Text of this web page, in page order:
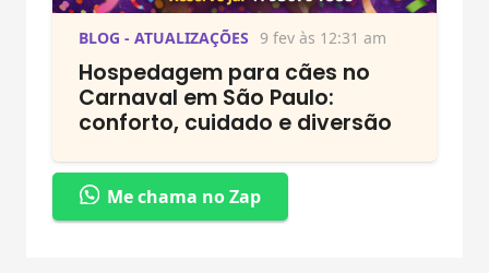
BLOG - ATUALIZAÇÕES 9 fev às 12:31 am
Hospedagem para cães no
Carnaval em São Paulo:
conforto, cuidado e diversão
Me chama no Zap